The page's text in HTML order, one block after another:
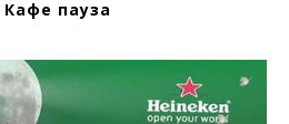
Кафе пауза